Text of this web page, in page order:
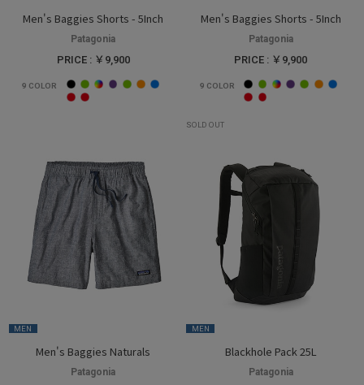
Men's Baggies Shorts - 5Inch
Patagonia
PRICE : ￥9,900
9 COLOR
Men's Baggies Shorts - 5Inch
Patagonia
PRICE : ￥9,900
9 COLOR
MEN
Men's Baggies Naturals
Patagonia
SOLD OUT
MEN
Blackhole Pack 25L
Patagonia